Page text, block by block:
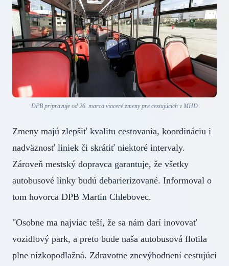
DPB pripravuje od 26. marca viaceré zmeny pre cestujúcich v MHD
Zmeny majú zlepšiť kvalitu cestovania, koordináciu i
nadväznosť liniek či skrátiť niektoré intervaly.
Zároveň mestský dopravca garantuje, že všetky
autobusové linky budú debarierizované. Informoval o
tom hovorca DPB Martin Chlebovec.
"Osobne ma najviac teší, že sa nám darí inovovať
vozidlový park, a preto bude naša autobusová flotila
plne nízkopodlažná. Zdravotne znevýhodnení cestujúci